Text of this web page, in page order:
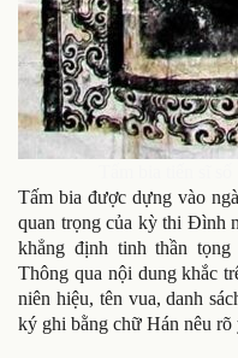
Tấm bia được dựng vào
quan trọng của kỳ thi Đình
khẳng định tinh thần
Thông qua nội dung khắc
niên hiệu, tên vua, danh
ký ghi bằng chữ Hán nêu